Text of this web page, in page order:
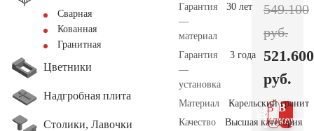
Сварная
Кованная
Гранитная
Цветники
Надгробная плита
Столики, Лавочки
Гарантия
—
материал
30 лет
Гарантия
—
установка
3 года
Материал
Карельский гранит
Качество
Высшая категория
549.100
руб.
521.600
руб.
В
В 1
клик